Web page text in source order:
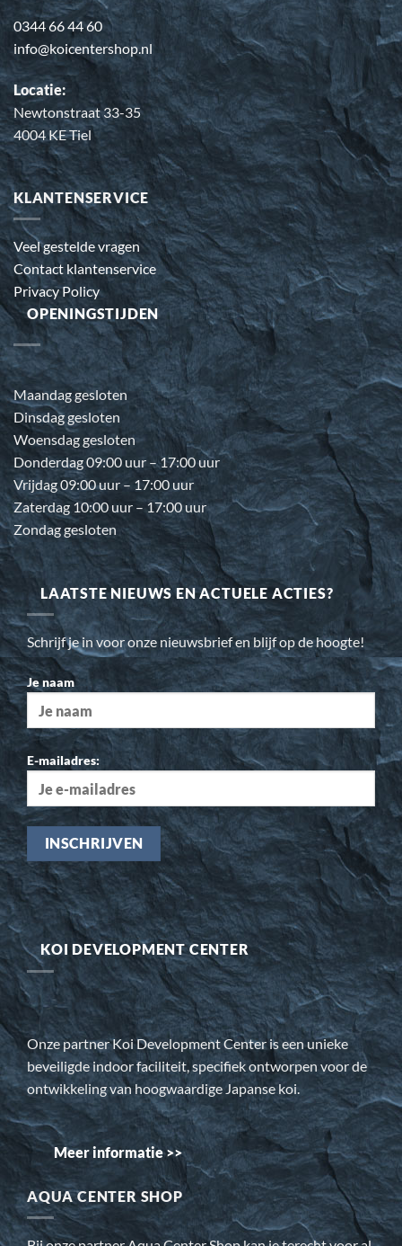
0344 66 44 60
info@koicentershop.nl
Locatie:
Newtonstraat 33-35
4004 KE Tiel
KLANTENSERVICE
Veel gestelde vragen
Contact klantenservice
Privacy Policy
OPENINGSTIJDEN
Maandag gesloten
Dinsdag gesloten
Woensdag gesloten
Donderdag 09:00 uur – 17:00 uur
Vrijdag 09:00 uur – 17:00 uur
Zaterdag 10:00 uur – 17:00 uur
Zondag gesloten
LAATSTE NIEUWS EN ACTUELE ACTIES?
Schrijf je in voor onze nieuwsbrief en blijf op de hoogte!
Je naam
E-mailadres:
KOI DEVELOPMENT CENTER
Onze partner Koi Development Center is een unieke
beveiligde indoor faciliteit, specifiek ontworpen voor de
ontwikkeling van hoogwaardige Japanse koi.
Meer informatie >>
AQUA CENTER SHOP